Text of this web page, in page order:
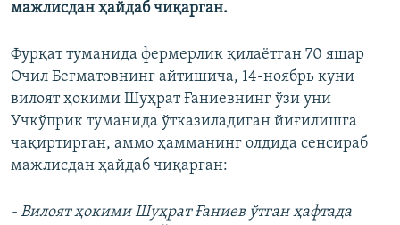
мажлисдан ҳайдаб чиқарган.
Фурқат туманида фермерлик қилаётган 70 яшар
Очил Бегматовнинг айтишича, 14-ноябрь куни
вилоят ҳокими Шуҳрат Ғаниевнинг ўзи уни
Учкўприк туманида ўтказиладиган йиғилишга
чақиртирган, аммо ҳамманинг олдида сенсираб
мажлисдан ҳайдаб чиқарган:
- Вилоят ҳокими Шуҳрат Ғаниев ўтган ҳафтада